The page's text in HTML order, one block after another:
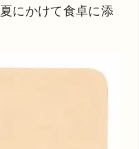
にかけて食卓に添